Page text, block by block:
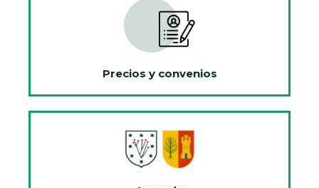
Precios y convenios